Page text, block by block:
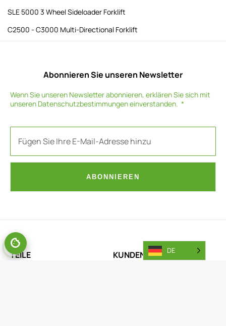
SLE 5000 3 Wheel Sideloader Forklift
C2500 - C3000 Multi-Directional Forklift
Abonnieren Sie unseren Newsletter
Wenn Sie unseren Newsletter abonnieren, erklären Sie sich mit
unseren Datenschutzbestimmungeneinverstanden.
ABONNIEREN
TEILE KUNDENDIENST
DE